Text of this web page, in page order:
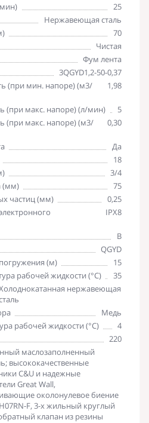
25
Нержавеющая сталь
70
Чистая
Фум лента
3QGYD1,2-50-0,37
(при мин. напоре) (м3/
1,98
(при макс. напоре) (л/мин)
5
(при макс. напоре) (м3/
0,30
Да
18
3/4
(мм)
75
частиц (мм)
0,25
IPX8
B
QGYD
(м)
15
рабочей жидкости (°С)
35
нержавеющая
Медь
рабочей жидкости (°С)
4
220
маслозаполненный
высококачественные
C&U и надежные
Great Wall,
околонулевое биение
F, 3-х жильный круглый
клапан из резины